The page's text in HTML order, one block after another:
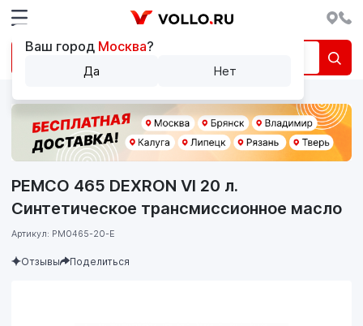
PEMCO 465 DEXRON VI 20 л.
Синтетическое трансмиссионное масло
Артикул: PM0465-20-E
Отзывы Поделиться
Ваш город Москва?
Да Нет